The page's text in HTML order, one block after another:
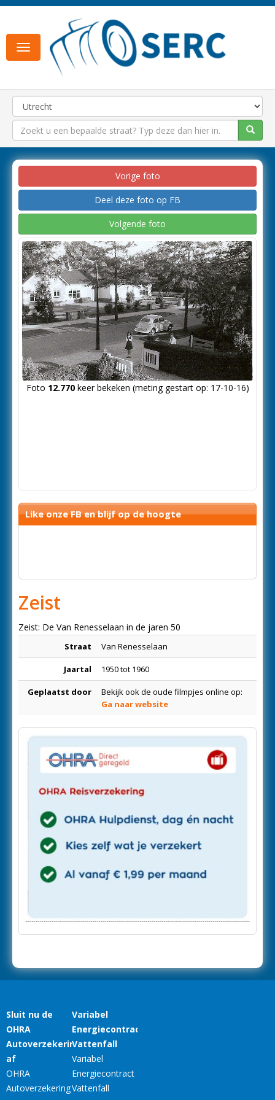
Toggle
navigation
Vorige foto
Deel deze foto op FB
Volgende foto
Foto 12.770keer bekeken (meting gestart op: 17-10-16)
Like onze FB en blijf op de hoogte
Zeist
Zeist: De Van Renesselaan in de jaren 50
Straat Van Renesselaan
Jaartal 1950 tot 1960
Geplaatst door
Bekijk ook de oude filmpjes online op:
Ga naar website